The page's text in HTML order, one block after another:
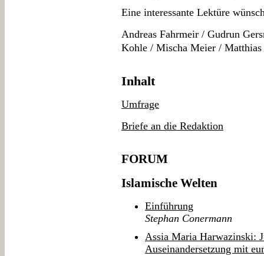
Eine interessante Lektüre
Andreas Fahrmeir / Gudrun
Kohle / Mischa Meier /
Inhalt
Umfrage
Briefe an die Redaktion
FORUM
Islamische Welten
Einführung
Stephan Conermann
Assia Maria Harwazinski:
Auseinandersetzung mit